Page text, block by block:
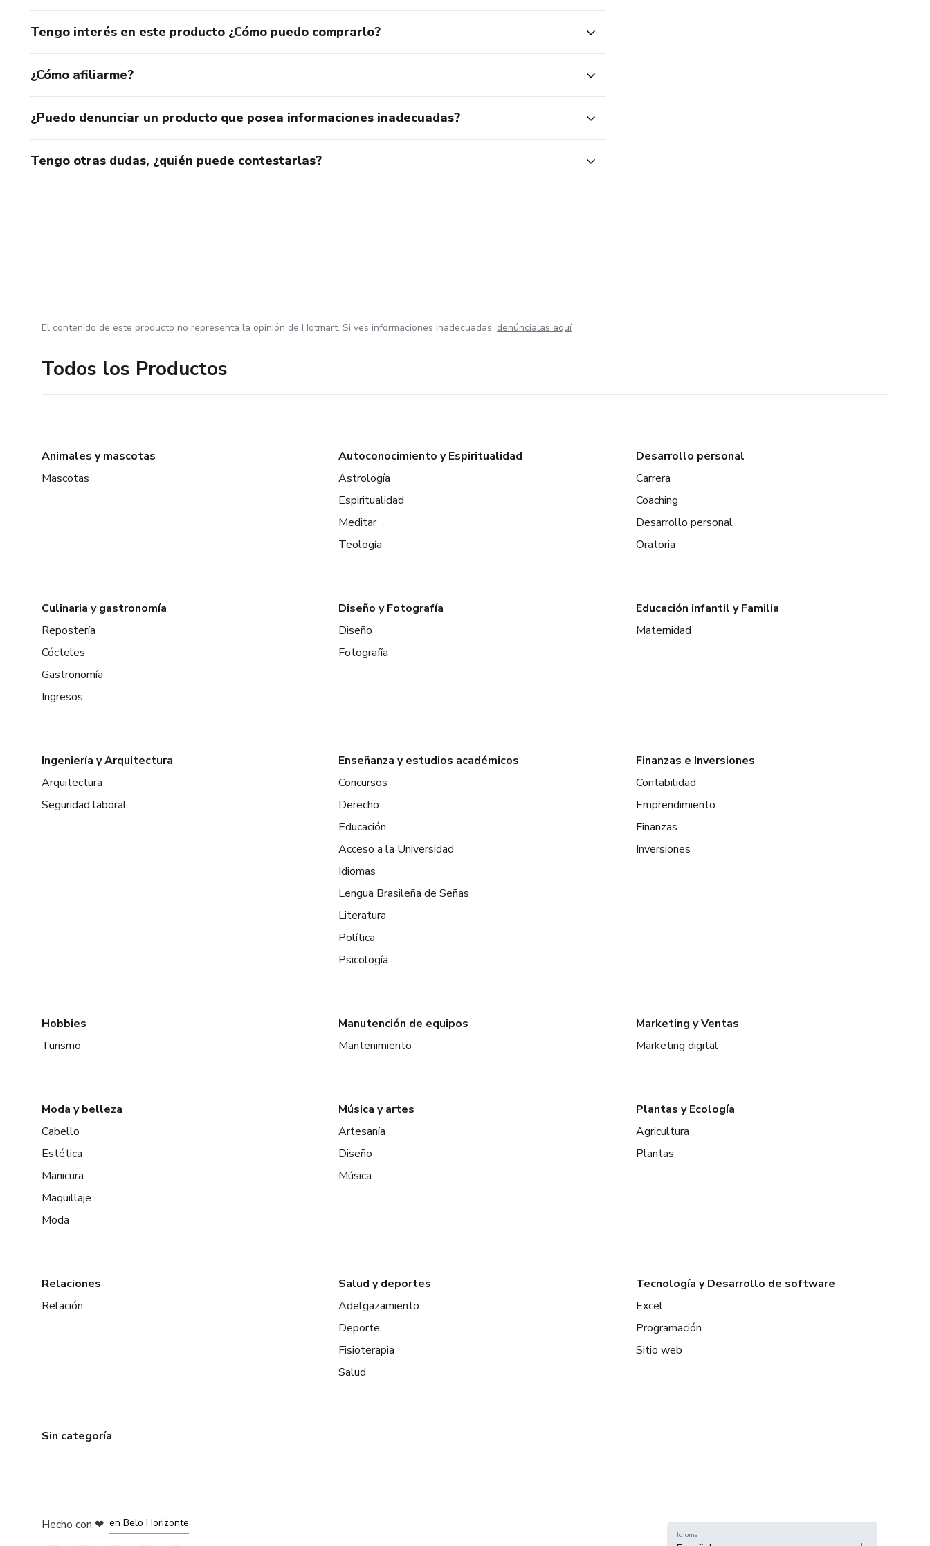
Tengo interés en este producto ¿Cómo puedo comprarlo?
¿Cómo afiliarme?
¿Puedo denunciar un producto que posea informaciones inadecuadas?
Tengo otras dudas, ¿quién puede contestarlas?
El contenido de este producto no representa la opinión de Hotmart. Si ves informaciones inadecuadas, denúncialas aquí
Todos los Productos
Animales y mascotas
Mascotas
Autoconocimiento y Espiritualidad
Astrología
Espiritualidad
Meditar
Teología
Desarrollo personal
Carrera
Coaching
Desarrollo personal
Oratoria
Culinaria y gastronomía
Repostería
Cócteles
Gastronomía
Ingresos
Diseño y Fotografía
Diseño
Fotografía
Educación infantil y Familia
Maternidad
Ingeniería y Arquitectura
Arquitectura
Seguridad laboral
Enseñanza y estudios académicos
Concursos
Derecho
Educación
Acceso a la Universidad
Idiomas
Lengua Brasileña de Señas
Literatura
Política
Psicología
Finanzas e Inversiones
Contabilidad
Emprendimiento
Finanzas
Inversiones
Hobbies
Turismo
Manutención de equipos
Mantenimiento
Marketing y Ventas
Marketing digital
Moda y belleza
Cabello
Estética
Manicura
Maquillaje
Moda
Música y artes
Artesanía
Diseño
Música
Plantas y Ecología
Agricultura
Plantas
Relaciones
Relación
Salud y deportes
Adelgazamiento
Deporte
Fisioterapia
Salud
Tecnología y Desarrollo de software
Excel
Programación
Sitio web
Sin categoría
Hecho con ❤ en Belo Horizonte
Idioma